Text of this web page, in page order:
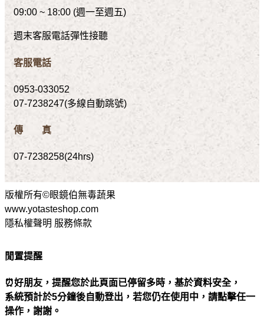
09:00 ~ 18:00 (週一至週五)
週末客服電話彈性接聽
客服電話
0953-033052
07-7238247(多線自動跳號)
傳 真
07-7238258(24hrs)
版權所有©眼鏡伯無毒蔬果
www.yotasteshop.com
隱私權聲明 服務條款
閒置提醒
⏰好朋友，提醒您於此頁面已停留多時，基於資料安全，
系統預計於5分鐘後自動登出，若您仍在使用中，請點擊任一
操作，謝謝。